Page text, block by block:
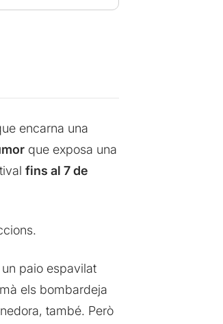
encarna una
que exposa una
fins al 7 de
paio espavilat
els bombardeja
també. Però